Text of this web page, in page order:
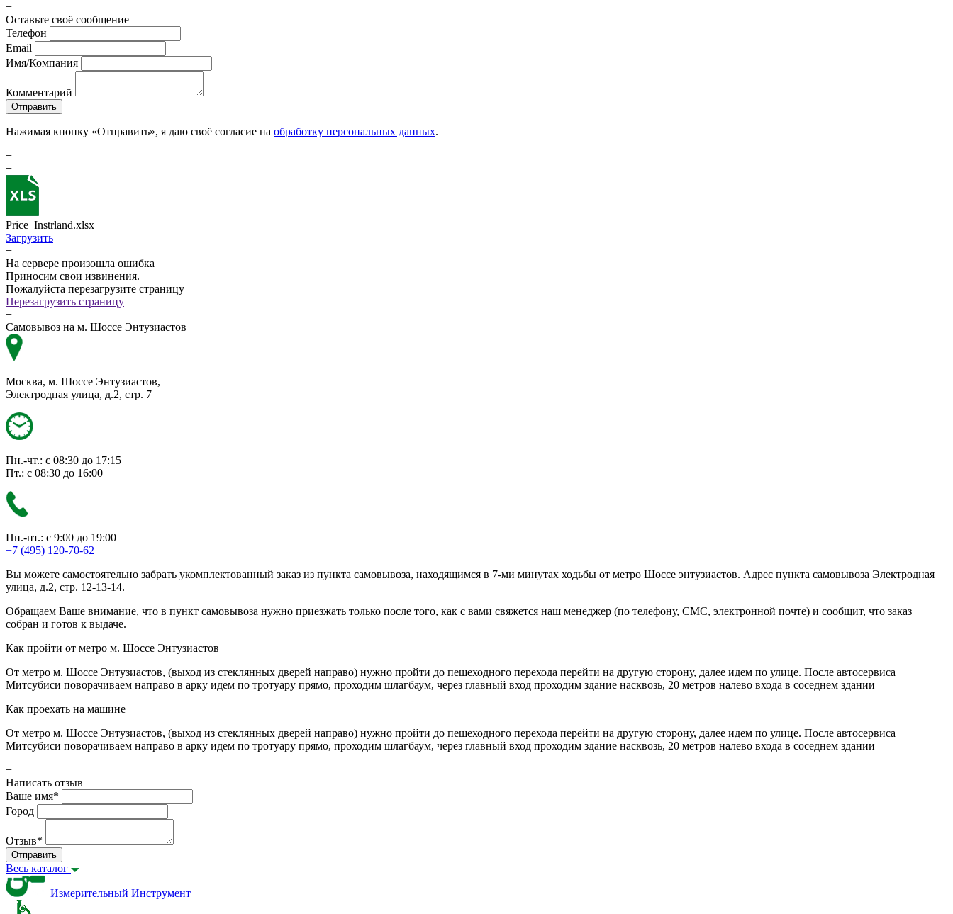
+
Оставьте своё сообщение
Телефон
Email
Имя/Компания
Комментарий
Отправить
Нажимая кнопку «Отправить», я даю своё согласие на обработку персональных данных.
+
+
Price_Instrland.xlsx
Загрузить
+
На сервере произошла ошибка
Приносим свои извинения.
Пожалуйста перезагрузите страницу
Перезагрузить страницу
+
Самовывоз на м. Шоссе Энтузиастов
Москва, м. Шоссе Энтузиастов,
Электродная улица, д.2, стр. 7
Пн.-чт.: с 08:30 до 17:15
Пт.: с 08:30 до 16:00
Пн.-пт.: с 9:00 до 19:00
+7 (495) 120-70-62
Вы можете самостоятельно забрать укомплектованный заказ из пункта самовывоза, находящимся в 7-ми минутах ходьбы от метро Шоссе энтузиастов. Адрес пункта самовывоза Электродная
улица, д.2, стр. 12-13-14.
Обращаем Ваше внимание, что в пункт самовывоза нужно приезжать только после того, как с вами свяжется наш менеджер (по телефону, СМС, электронной почте) и сообщит, что заказ
собран и готов к выдаче.
Как пройти от метро м. Шоссе Энтузиастов
От метро м. Шоссе Энтузиастов, (выход из стеклянных дверей направо) нужно пройти до пешеходного перехода перейти на другую сторону, далее идем по улице. После автосервиса
Митсубиси поворачиваем направо в арку идем по тротуару прямо, проходим шлагбаум, через главный вход проходим здание насквозь, 20 метров налево входа в соседнем здании
Как проехать на машине
От метро м. Шоссе Энтузиастов, (выход из стеклянных дверей направо) нужно пройти до пешеходного перехода перейти на другую сторону, далее идем по улице. После автосервиса
Митсубиси поворачиваем направо в арку идем по тротуару прямо, проходим шлагбаум, через главный вход проходим здание насквозь, 20 метров налево входа в соседнем здании
+
Написать отзыв
Ваше имя*
Город
Отзыв*
Отправить
Весь каталог
Измерительный Инструмент